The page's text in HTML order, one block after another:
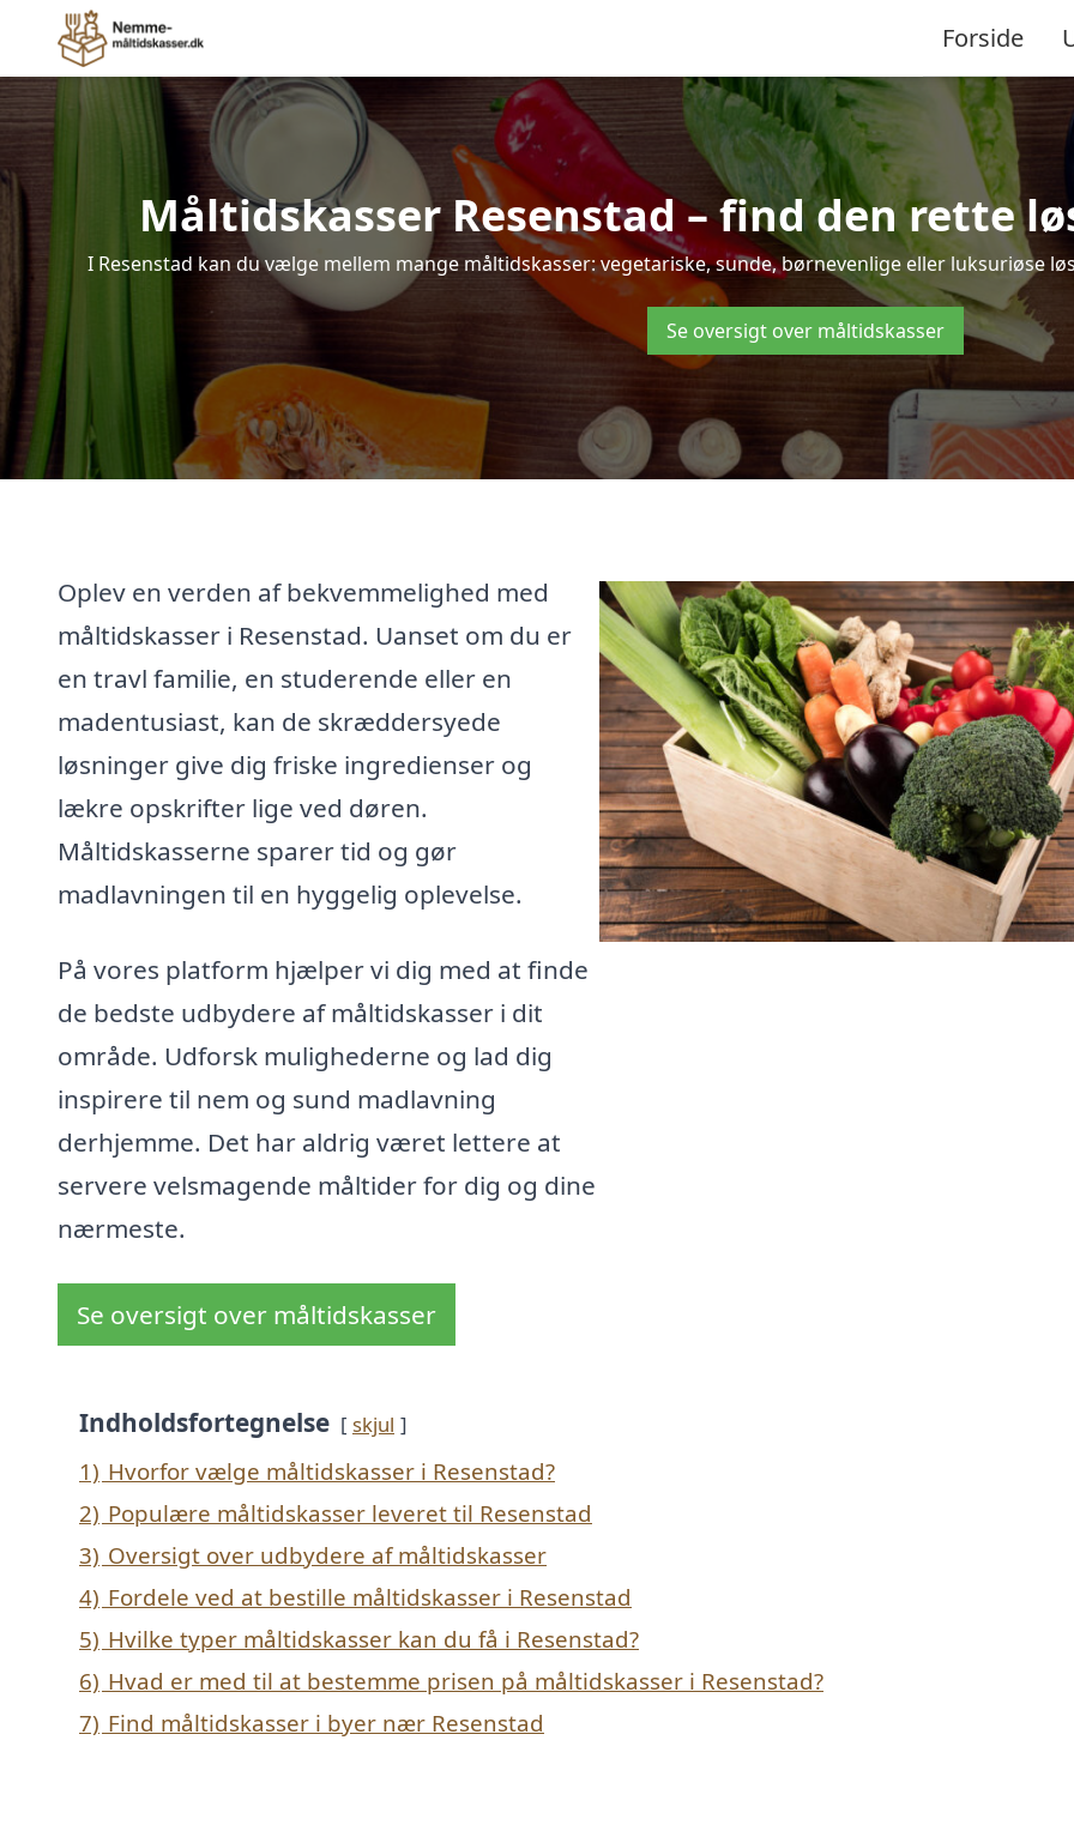
Forside
Måltidskasser Resenstad – find den rette
I Resenstad kan du vælge mellem mange måltidskasser: vegetariske, sunde, børnevenlige eller luksuriøse
Se oversigt over måltidskasser
Oplev en verden af bekvemmelighed med
måltidskasser i Resenstad. Uanset om du er
en travl familie, en studerende eller en
madentusiast, kan de skræddersyede
løsninger give dig friske ingredienser og
lækre opskrifter lige ved døren.
Måltidskasserne sparer tid og gør
madlavningen til en hyggelig oplevelse.
På vores platform hjælper vi dig med at finde
de bedste udbydere af måltidskasser i dit
område. Udforsk mulighederne og lad dig
inspirere til nem og sund madlavning
derhjemme. Det har aldrig været lettere at
servere velsmagende måltider for dig og dine
nærmeste.
Se oversigt over måltidskasser
Indholdsfortegnelse skjul
1) Hvorfor vælge måltidskasser i Resenstad?
2) Populære måltidskasser leveret til Resenstad
3) Oversigt over udbydere af måltidskasser
4) Fordele ved at bestille måltidskasser i Resenstad
5) Hvilke typer måltidskasser kan du få i Resenstad?
6) Hvad er med til at bestemme prisen på måltidskasser i Resenstad?
7) Find måltidskasser i byer nær Resenstad